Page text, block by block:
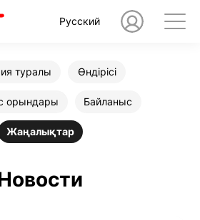
Русский
туралы Өндірісі
орындары Байланыс
Жаңалықтар